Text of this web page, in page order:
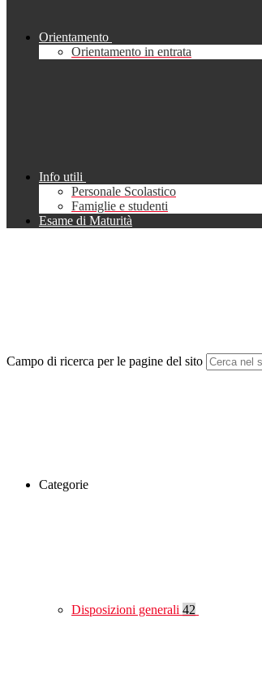
Orientamento
Orientamento in entrata
Info utili
Personale Scolastico
Famiglie e studenti
Esame di Maturità
Campo di ricerca per le pagine del sito
Categorie
Disposizioni generali 42